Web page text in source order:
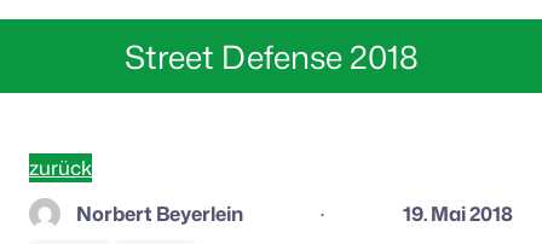
Street Defense 2018
zurück
Norbert Beyerlein
· 19. Mai 2018